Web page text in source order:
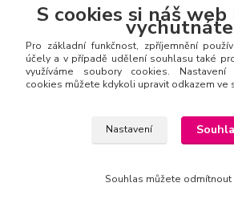
Zákaznická linka Salerm.cz
+420 777 271 199
salerm@salerm.cz
S cookies si náš
vychutnáte
Pro základní funkčnost, zpříjemnění
účely a v případě udělení souhlasu také
využíváme soubory cookies. Nastavení
cookies můžete kdykoli upravit odkazem ve
Nastavení
Souhlas můžete odmítnout